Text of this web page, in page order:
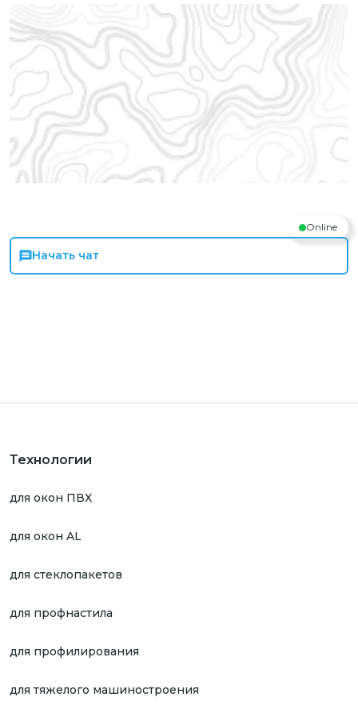
Online
Начать чат
Технологии
для окон ПВХ
для окон AL
для стеклопакетов
для профнастила
для профилирования
для тяжелого машиностроения